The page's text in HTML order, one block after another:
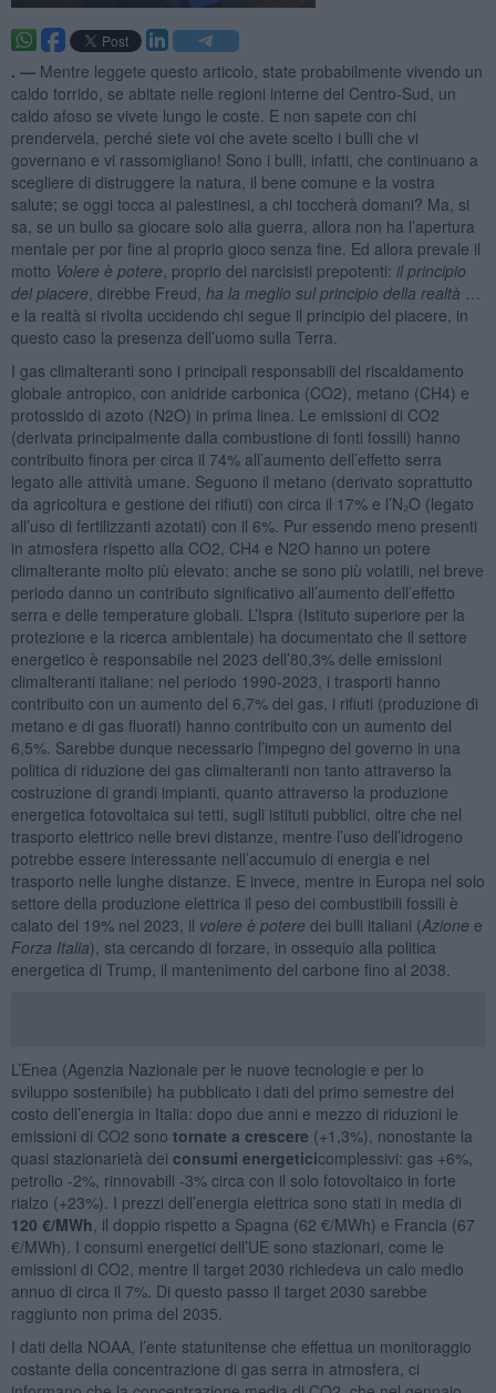
. — Mentre leggete questo articolo, state probabilmente vivendo un
caldo torrido, se abitate nelle regioni interne del Centro-Sud, un
caldo afoso se vivete lungo le coste. E non sapete con chi
prendervela, perché siete voi che avete scelto i bulli che vi
governano e vi rassomigliano! Sono i bulli, infatti, che continuano a
scegliere di distruggere la natura, il bene comune e la vostra
salute; se oggi tocca ai palestinesi, a chi toccherà domani? Ma, si
sa, se un bullo sa giocare solo alla guerra, allora non ha l’apertura
mentale per por fine al proprio gioco senza fine. Ed allora prevale il
motto Volere è potere , proprio dei narcisisti prepotenti: il principio
del piacere , direbbe Freud, ha la meglio sul principio della realtà
e la realtà si rivolta uccidendo chi segue il principio del piacere, in
questo caso la presenza dell’uomo sulla Terra.
I gas climalteranti sono i principali responsabili del riscaldamento
globale antropico, con anidride carbonica (CO2), metano (CH4) e
protossido di azoto (N2O) in prima linea. Le emissioni di CO2
(derivata principalmente dalla combustione di fonti fossili) hanno
contribuito finora per circa il 74% all’aumento dell’effetto serra
legato alle attività umane. Seguono il metano (derivato soprattutto
da agricoltura e gestione dei rifiuti) con circa il 17% e l’N₂O (legato
all’uso di fertilizzanti azotati) con il 6%. Pur essendo meno presenti
in atmosfera rispetto alla CO2, CH4 e N2O hanno un potere
climalterante molto più elevato: anche se sono più volatili, nel breve
periodo danno un contributo significativo all’aumento dell’effetto
serra e delle temperature globali. L’Ispra (Istituto superiore per la
protezione e la ricerca ambientale) ha documentato che il settore
energetico è responsabile nel 2023 dell’80,3% delle emissioni
climalteranti italiane; nel periodo 1990-2023, i trasporti hanno
contribuito con un aumento del 6,7% dei gas, i rifiuti (produzione di
metano e di gas fluorati) hanno contribuito con un aumento del
6,5%. Sarebbe dunque necessario l’impegno del governo in una
politica di riduzione dei gas climalteranti non tanto attraverso la
costruzione di grandi impianti, quanto attraverso la produzione
energetica fotovoltaica sui tetti, sugli istituti pubblici, oltre che nel
trasporto elettrico nelle brevi distanze, mentre l’uso dell’idrogeno
potrebbe essere interessante nell’accumulo di energia e nel
trasporto nelle lunghe distanze. E invece, mentre in Europa nel solo
settore della produzione elettrica il peso dei combustibili fossili è
calato del 19% nel 2023, il volere è potere dei bulli italiani (Azione e
Forza Italia), sta cercando di forzare, in ossequio alla politica
energetica di Trump, il mantenimento del carbone fino al 2038.
L’Enea (Agenzia Nazionale per le nuove tecnologie e per lo
sviluppo sostenibile) ha pubblicato i dati del primo semestre del
costo dell’energia in Italia: dopo due anni e mezzo di riduzioni le
emissioni di CO2 sono tornate a crescere (+1,3%), nonostante la
quasi stazionarietà dei consumi energeticicomplessivi: gas +6%,
petrolio -2%, rinnovabili -3% circa con il solo fotovoltaico in forte
rialzo (+23%). I prezzi dell’energia elettrica sono stati in media di
120 €/MWh , il doppio rispetto a Spagna (62 €/MWh) e Francia (67
€/MWh). I consumi energetici dell’UE sono stazionari, come le
emissioni di CO2, mentre il target 2030 richiedeva un calo medio
annuo di circa il 7%. Di questo passo il target 2030 sarebbe
raggiunto non prima del 2035.
I dati della NOAA, l’ente statunitense che effettua un monitoraggio
costante della concentrazione di gas serra in atmosfera, ci